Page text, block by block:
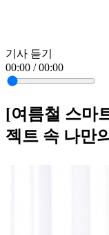
기사 듣기
00:00 / 00:00
[여름철 스마
젝트 속 나만